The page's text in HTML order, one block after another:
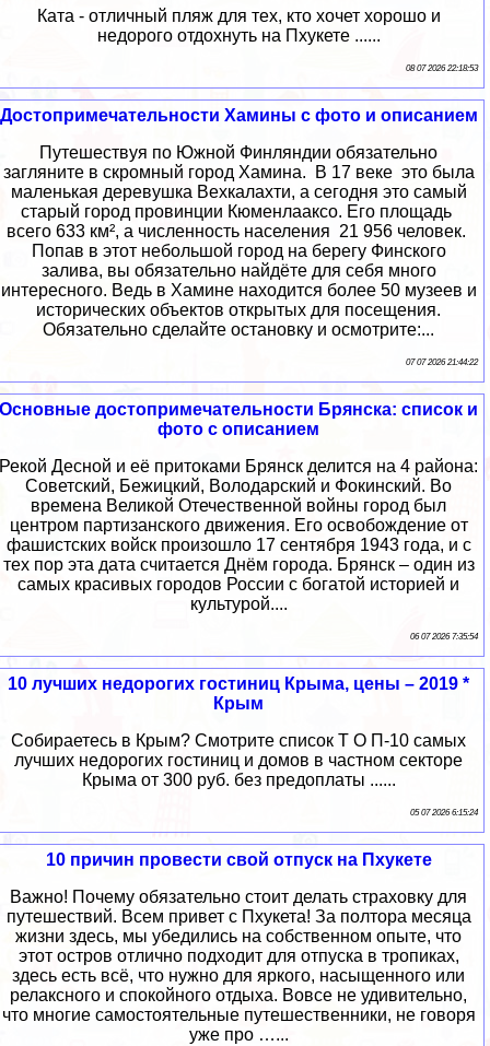
Ката - отличный пляж для тех, кто хочет хорошо и
недорого отдохнуть на Пхукете ......
08 07 2026 22:18:53
Достопримечательности Хамины с фото и описанием
Путешествуя по Южной Финляндии обязательно
загляните в скромный город Хамина. В 17 веке это была
маленькая деревушка Вехкалахти, а сегодня это самый
старый город провинции Кюменлааксо. Его площадь
всего 633 км², а численность населения 21 956 человек.
Попав в этот небольшой город на берегу Финского
залива, вы обязательно найдёте для себя много
интересного. Ведь в Хамине находится более 50 музеев и
исторических объектов открытых для посещения.
Обязательно сделайте остановку и осмотрите:...
07 07 2026 21:44:22
Основные достопримечательности Брянска: список и
фото с описанием
Рекой Десной и её притоками Брянск делится на 4 района:
Советский, Бежицкий, Володарский и Фокинский. Во
времена Великой Отечественной войны город был
центром партизанского движения. Его освобождение от
фашистских войск произошло 17 сентября 1943 года, и с
тех пор эта дата считается Днём города. Брянск – один из
самых красивых городов России с богатой историей и
культурой....
06 07 2026 7:35:54
10 лучших недорогих гостиниц Крыма, цены – 2019 *
Крым
Собираетесь в Крым? Смотрите список Т О П-10 самых
лучших недорогих гостиниц и домов в частном секторе
Крыма от 300 руб. без предоплаты ......
05 07 2026 6:15:24
10 причин провести свой отпуск на Пхукете
Важно! Почему обязательно стоит делать страховку для
путешествий. Всем привет с Пхукета! За полтора месяца
жизни здесь, мы убедились на собственном опыте, что
этот остров отлично подходит для отпуска в тропиках,
здесь есть всё, что нужно для яркого, насыщенного или
релаксного и спокойного отдыха. Вовсе не удивительно,
что многие самостоятельные путешественники, не говоря
уже про …...